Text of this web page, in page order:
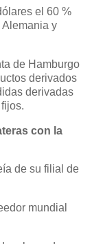
el 60 %
y
de Hamburgo
derivados
derivadas
con la
de su filial de
mundial